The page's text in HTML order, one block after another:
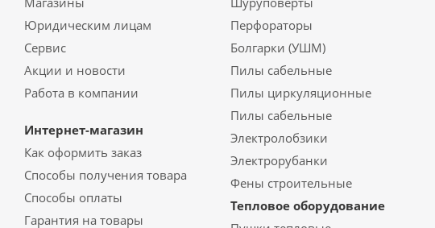
Юридическим лицам
Сервис
Акции и новости
Работа в компании
Интернет-магазин
Как оформить заказ
Способы получения товара
Способы оплаты
Гарантия на товары
Перфораторы
Болгарки (УШМ)
Пилы сабельные
Пилы циркуляционные
Пилы сабельные
Электролобзики
Электрорубанки
Фены строительные
Тепловое оборудование